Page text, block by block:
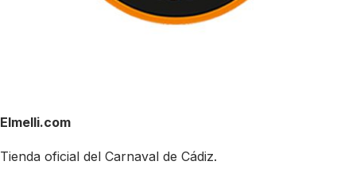
Elmelli.com
Tienda oficial del Carnaval de Cádiz.